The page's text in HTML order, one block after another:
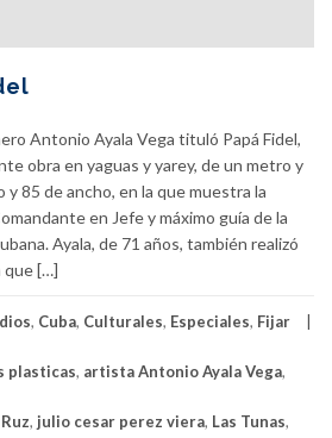
Antonio Ayala Vega tituló Papá Fidel,
obra en yaguas y yarey, de un metro y
y 85 de ancho, en la que muestra la
en Jefe y máximo guía de la
Ayala, de 71 años, también realizó
que […]
, Cuba, Culturales, Especiales, Fijar
plasticas, artista Antonio Ayala Vega,
, julio cesar perez viera, Las Tunas,